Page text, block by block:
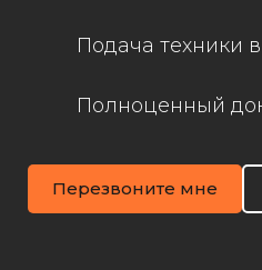
Подача техники
Полноценный
Перезвоните мне